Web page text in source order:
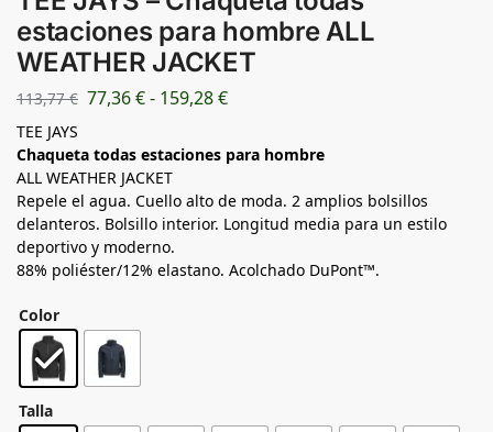
estaciones para hombre ALL
WEATHER JACKET
113,77€ 77,36€- 159,28€
TEE JAYS
Chaqueta todas estaciones para hombre
ALL WEATHER JACKET
Repele el agua. Cuello alto de moda. 2 amplios bolsillos
delanteros. Bolsillo interior. Longitud media para un estilo
deportivo y moderno.
88% poliéster/12% elastano. Acolchado DuPont™.
Color
Talla